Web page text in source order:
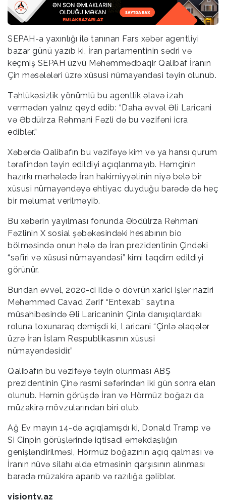
SEPAH-a yaxınlığı ilə tanınan Fars xəbər agentliyi
bazar günü yazıb ki, İran parlamentinin sədri və
keçmiş SEPAH üzvü Məhəmmədbaqir Qalibaf İranın
Çin məsələləri üzrə xüsusi nümayəndəsi təyin olunub.
Təhlükəsizlik yönümlü bu agentlik əlavə izah
vermədən yalnız qeyd edib: “Daha əvvəl Əli Laricani
və Əbdülrza Rəhmani Fəzli də bu vəzifəni icra
ediblər.”
Xəbərdə Qalibafın bu vəzifəyə kim və ya hansı qurum
tərəfindən təyin edildiyi açıqlanmayıb. Həmçinin
hazırkı mərhələdə İran hakimiyyətinin niyə belə bir
xüsusi nümayəndəyə ehtiyac duyduğu barədə də heç
bir məlumat verilməyib.
Bu xəbərin yayılması fonunda Əbdülrza Rəhmani
Fəzlinin X sosial şəbəkəsindəki hesabının bio
bölməsində onun hələ də İran prezidentinin Çindəki
“səfiri və xüsusi nümayəndəsi” kimi təqdim edildiyi
görünür.
Bundan əvvəl, 2020-ci ildə o dövrün xarici işlər naziri
Məhəmməd Cavad Zərif “Entexab” saytına
müsahibəsində Əli Laricaninin Çinlə danışıqlardakı
roluna toxunaraq demişdi ki, Laricani “Çinlə əlaqələr
üzrə İran İslam Respublikasının xüsusi
nümayəndəsidir.”
Qalibafın bu vəzifəyə təyin olunması ABŞ
prezidentinin Çinə rəsmi səfərindən iki gün sonra elan
olunub. Həmin görüşdə İran və Hörmüz boğazı da
müzakirə mövzularından biri olub.
Ağ Ev mayın 14-də açıqlamışdı ki, Donald Tramp və
Si Cinpin görüşlərində iqtisadi əməkdaşlığın
genişləndirilməsi, Hörmüz boğazının açıq qalması və
İranın nüvə silahı əldə etməsinin qarşısının alınması
barədə müzakirə aparıb və razılığa gəliblər.
visiontv.az